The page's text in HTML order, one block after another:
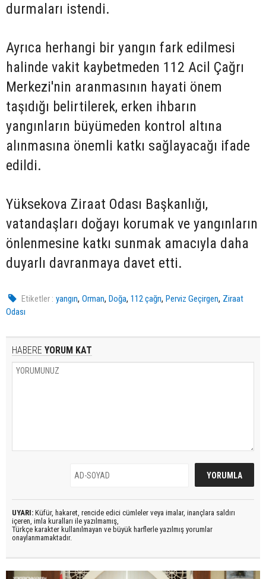
durmaları istendi.
Ayrıca herhangi bir yangın fark edilmesi
halinde vakit kaybetmeden 112 Acil Çağrı
Merkezi'nin aranmasının hayati önem
taşıdığı belirtilerek, erken ihbarın
yangınların büyümeden kontrol altına
alınmasına önemli katkı sağlayacağı ifade
edildi.
Yüksekova Ziraat Odası Başkanlığı,
vatandaşları doğayı korumak ve yangınların
önlenmesine katkı sunmak amacıyla daha
duyarlı davranmaya davet etti.
Etiketler : yangın,Orman,Doğa,112 çağrı,Perviz Geçirgen, Ziraat
Odası
HABERE YORUM KAT
UYARI: Küfür, hakaret, rencide edici cümleler veya imalar, inançlara saldırı
içeren, imla kuralları ile yazılmamış,
Türkçe karakter kullanılmayan ve büyük harflerle yazılmış yorumlar
onaylanmamaktadır.